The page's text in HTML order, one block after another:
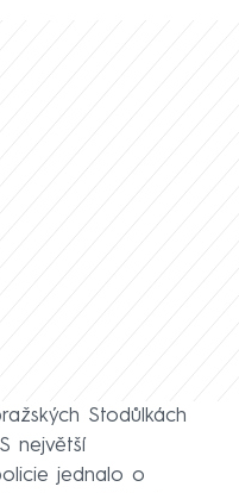
Stodůlkách
největší
jednalo o